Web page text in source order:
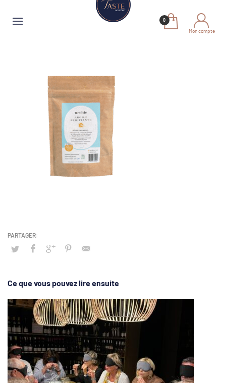
Mon compte
Ce que vous pouvez lire ensuite